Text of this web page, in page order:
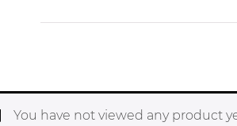
You have not viewed any product